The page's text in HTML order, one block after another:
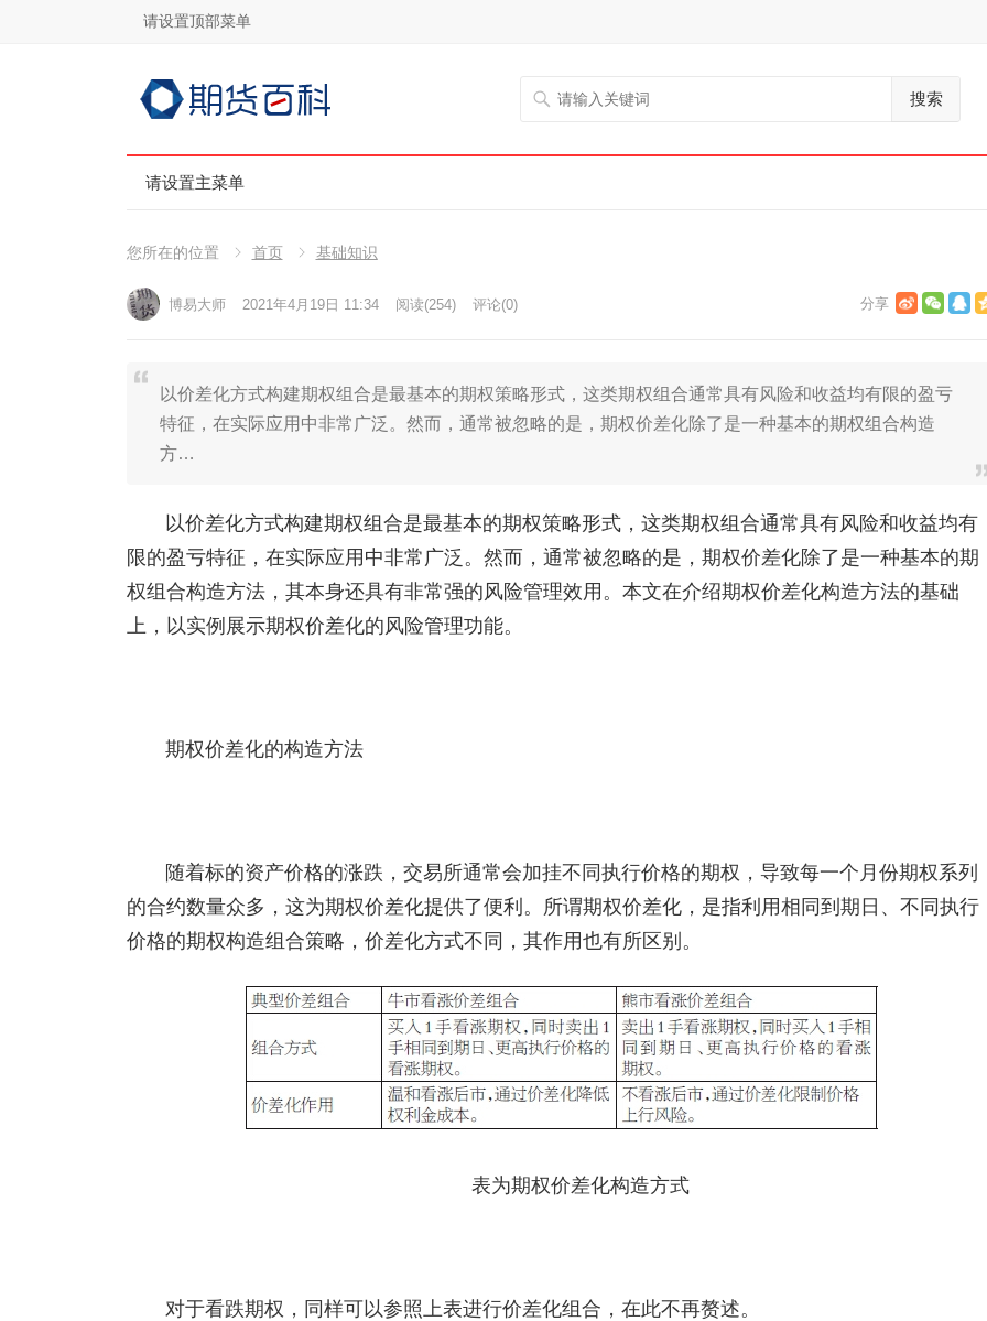
请设置顶部菜单
搜索
请设置主菜单
您所在的位置 首页 基础知识
博易大师 2021年4月19日 11:34 阅读(254) 评论(0)
以价差化方式构建期权组合是最基本的期权策略形式，这类期权组合通常具有风险和收益均有限的盈亏
特征，在实际应用中非常广泛。然而，通常被忽略的是，期权价差化除了是一种基本的期权组合构造
方…
以价差化方式构建期权组合是最基本的期权策略形式，这类期权组合通常具有风险和收益均有
限的盈亏特征，在实际应用中非常广泛。然而，通常被忽略的是，期权价差化除了是一种基本的期
权组合构造方法，其本身还具有非常强的风险管理效用。本文在介绍期权价差化构造方法的基础
上，以实例展示期权价差化的风险管理功能。
期权价差化的构造方法
随着标的资产价格的涨跌，交易所通常会加挂不同执行价格的期权，导致每一个月份期权系列
的合约数量众多，这为期权价差化提供了便利。所谓期权价差化，是指利用相同到期日、不同执行
价格的期权构造组合策略，价差化方式不同，其作用也有所区别。
表为期权价差化构造方式
对于看跌期权，同样可以参照上表进行价差化组合，在此不再赘述。